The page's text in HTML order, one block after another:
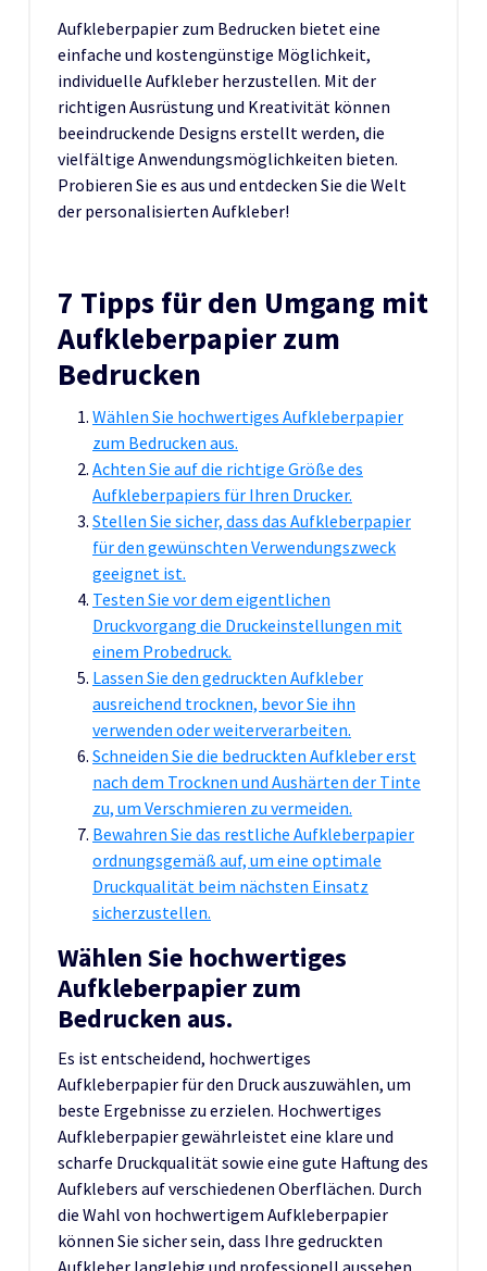
Aufkleberpapier zum Bedrucken bietet eine
einfache und kostengünstige Möglichkeit,
individuelle Aufkleber herzustellen. Mit der
richtigen Ausrüstung und Kreativität können
beeindruckende Designs erstellt werden, die
vielfältige Anwendungsmöglichkeiten bieten.
Probieren Sie es aus und entdecken Sie die Welt
der personalisierten Aufkleber!
7 Tipps für den Umgang mit
Aufkleberpapier zum
Bedrucken
Wählen Sie hochwertiges Aufkleberpapier
zum Bedrucken aus.
Achten Sie auf die richtige Größe des
Aufkleberpapiers für Ihren Drucker.
Stellen Sie sicher, dass das Aufkleberpapier
für den gewünschten Verwendungszweck
geeignet ist.
Testen Sie vor dem eigentlichen
Druckvorgang die Druckeinstellungen mit
einem Probedruck.
Lassen Sie den gedruckten Aufkleber
ausreichend trocknen, bevor Sie ihn
verwenden oder weiterverarbeiten.
Schneiden Sie die bedruckten Aufkleber erst
nach dem Trocknen und Aushärten der Tinte
zu, um Verschmieren zu vermeiden.
Bewahren Sie das restliche Aufkleberpapier
ordnungsgemäß auf, um eine optimale
Druckqualität beim nächsten Einsatz
sicherzustellen.
Wählen Sie hochwertiges
Aufkleberpapier zum
Bedrucken aus.
Es ist entscheidend, hochwertiges
Aufkleberpapier für den Druck auszuwählen, um
beste Ergebnisse zu erzielen. Hochwertiges
Aufkleberpapier gewährleistet eine klare und
scharfe Druckqualität sowie eine gute Haftung des
Aufklebers auf verschiedenen Oberflächen. Durch
die Wahl von hochwertigem Aufkleberpapier
können Sie sicher sein, dass Ihre gedruckten
Aufkleber langlebig und professionell aussehen